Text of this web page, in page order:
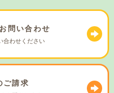
お問い合わせ
合わせください
ご請求